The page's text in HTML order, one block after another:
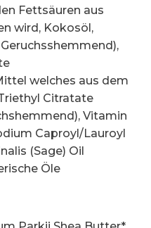
Fettsäuren aus
wird, Kokosöl,
welches aus dem
Citratate
Vitamin
Caproyl/Lauroyl
(Sage) Oil
Öle